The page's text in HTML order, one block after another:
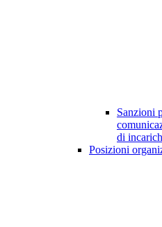
Sanzioni
di
Posizioni